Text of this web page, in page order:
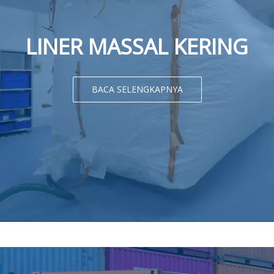
LINER MASSAL KERING
BACA SELENGKAPNYA